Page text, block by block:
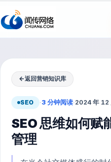
←返回营销知识库
SEO ·3 分钟阅读·2024 年 12
SEO 思维如何赋
管理